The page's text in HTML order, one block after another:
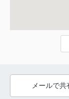
メールで共